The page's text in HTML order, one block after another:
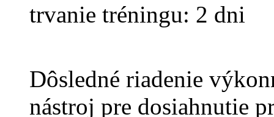
trvanie tréningu: 2 dni
Dôsledné riadenie
nástroj pre dosiahnutie